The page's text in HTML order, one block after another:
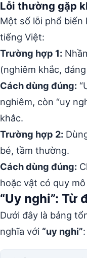
Lỗi thường gặp
Một số lỗi phổ biến
tiếng Việt:
Trường hợp 1:
(nghiêm khắc,
Cách dùng đúng:
nghiêm, còn “uy
khắc.
Trường hợp 2:
bé, tầm thường.
Cách dùng đúng:
hoặc vật có quy
“Uy nghi”: Từ
Dưới đây là bảng
nghĩa với “uy nghi”: